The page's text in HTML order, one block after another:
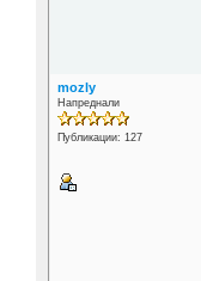
mozly
Напреднали
Публикации: 127